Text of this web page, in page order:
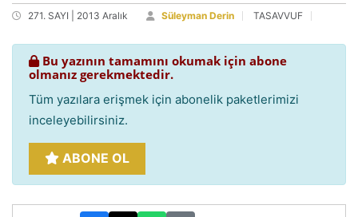
271. SAYI | 2013 Aralık Süleyman Derin TASAVVUF
Bu yazının tamamını okumak için abone
olmanız gerekmektedir.
Tüm yazılara erişmek için abonelik paketlerimizi
inceleyebilirsiniz.
ABONE OL